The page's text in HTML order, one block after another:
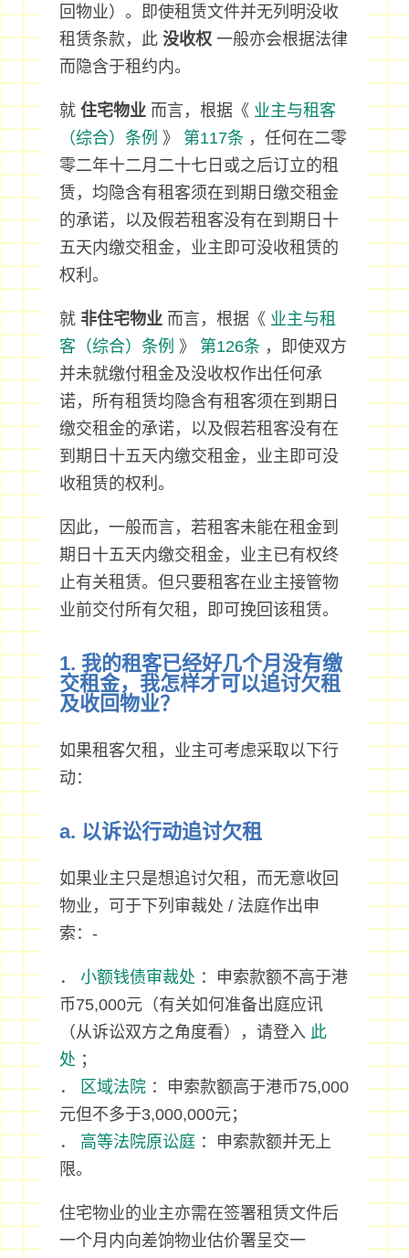
回物业）。即使租赁文件并无列明没收
租赁条款，此 没收权一般亦会根据法律
而隐含于租约内。
就 住宅物业而言，根据《 业主与租客
（综合）条例 》 第117条，任何在二零
零二年十二月二十七日或之后订立的租
赁，均隐含有租客须在到期日缴交租金
的承诺，以及假若租客没有在到期日十
五天内缴交租金，业主即可没收租赁的
权利。
就 非住宅物业而言，根据《 业主与租
客（综合）条例 》 第126条，即使双方
并未就缴付租金及没收权作出任何承
诺，所有租赁均隐含有租客须在到期日
缴交租金的承诺，以及假若租客没有在
到期日十五天内缴交租金，业主即可没
收租赁的权利。
因此，一般而言，若租客未能在租金到
期日十五天内缴交租金，业主已有权终
止有关租赁。但只要租客在业主接管物
业前交付所有欠租，即可挽回该租赁。
1. 我的租客已经好几个月没有缴
交租金，我怎样才可以追讨欠租
及收回物业？
如果租客欠租，业主可考虑采取以下行
动：
a. 以诉讼行动追讨欠租
如果业主只是想追讨欠租，而无意收回
物业，可于下列审裁处 / 法庭作出申
索：-
． 小额钱债审裁处：申索款额不高于港
币75,000元（有关如何准备出庭应讯
（从诉讼双方之角度看），请登入 此
处；
．
区域法院：申索款额高于港币75,000
元但不多于3,000,000元；
． 高等法院原讼庭 ：申索款额并无上
限。
住宅物业的业主亦需在签署租赁文件后
一个月内向差饷物业估价署呈交一